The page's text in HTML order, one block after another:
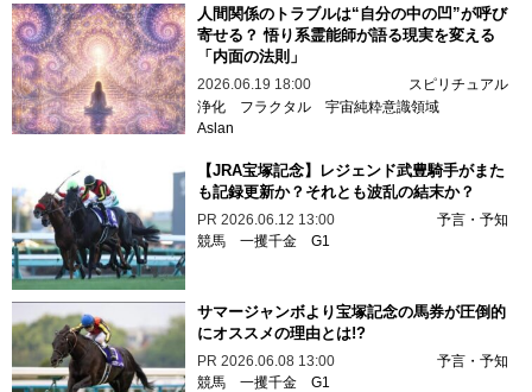
人間関係のトラブルは“自分の中の凹”が呼び
寄せる？ 悟り系霊能師が語る現実を変える
「内面の法則」
2026.06.19 18:00
スピリチュアル
浄化
フラクタル 宇宙純粋意識領域
Aslan
【JRA宝塚記念】レジェンド武豊騎手がまた
も記録更新か？それとも波乱の結末か？
PR 2026.06.12 13:00
予言・予知
競馬 一攫千金 G1
サマージャンボより宝塚記念の馬券が圧倒的
にオススメの理由とは!?
PR 2026.06.08 13:00
予言・予知
競馬 一攫千金 G1